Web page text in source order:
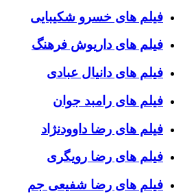
فیلم های خسرو شکیبایی
فیلم های داریوش فرهنگ
فیلم های دانیال عبادی
فیلم های رامبد جوان
فیلم های رضا داوودنژاد
فیلم های رضا رویگری
فیلم های رضا شفیعی جم